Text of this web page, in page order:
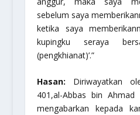
sebelum saya
ketika saya
kupingku seraya
(pengkhianat)’.”
Hasan: Diriwayatkan
401,al-Abbas bin
mengabarkan kepada